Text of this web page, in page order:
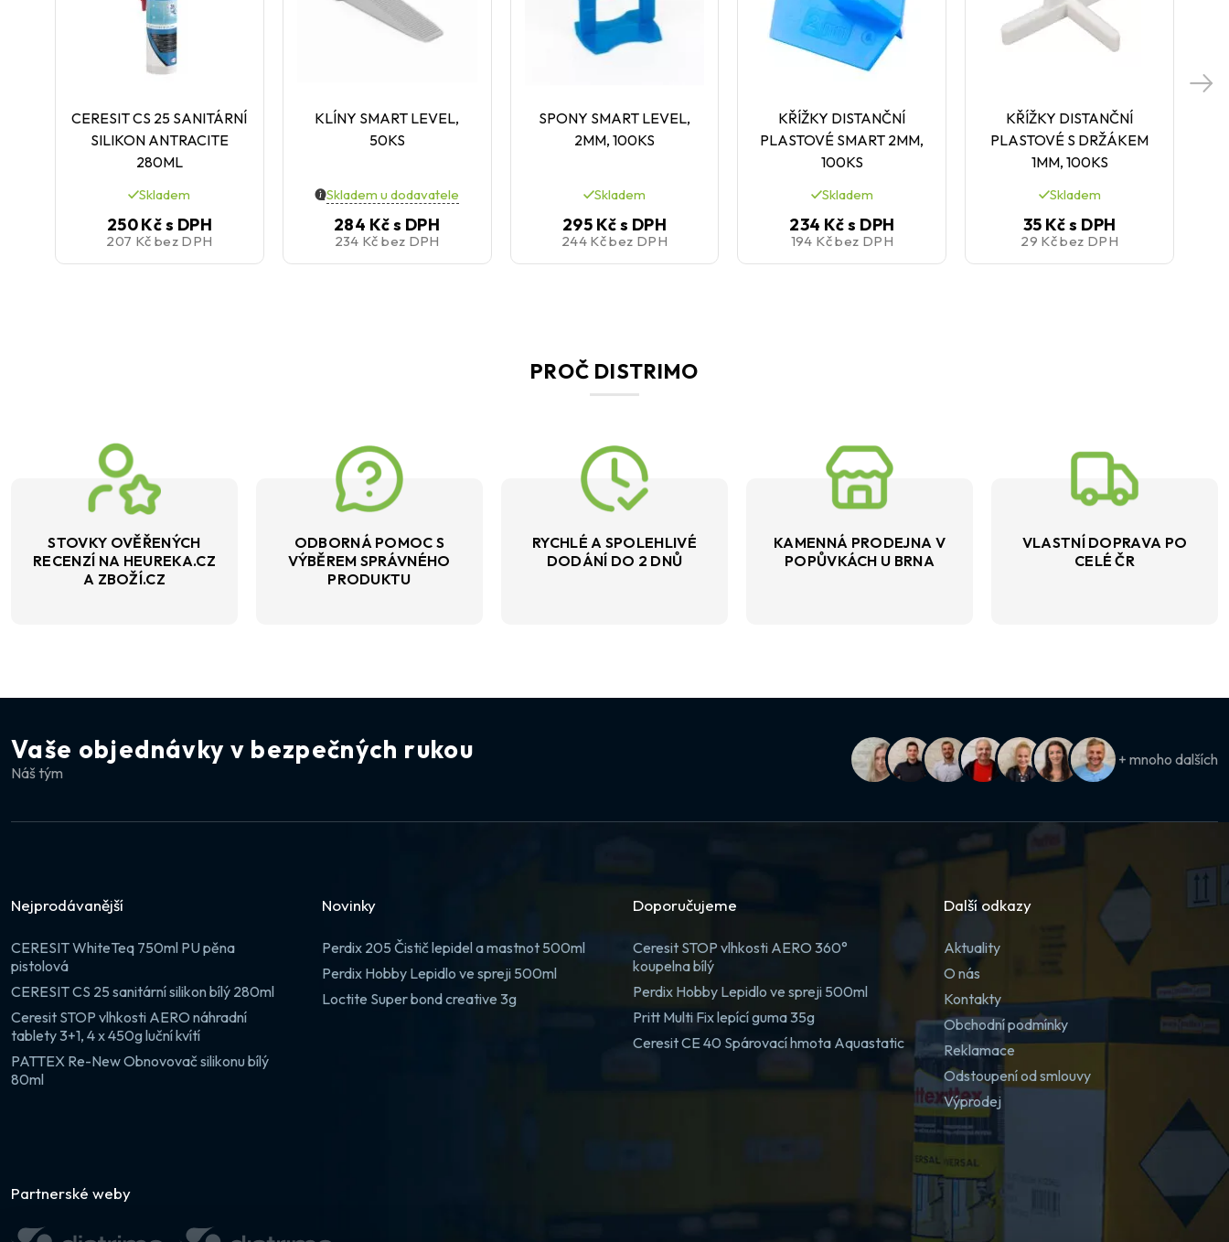
CERESIT CS 25 SANITÁRNÍ
SILIKON ANTRACITE
280ML
Skladem
250 Kčs DPH
207 Kč bez DPH
KLÍNY SMART LEVEL,
50KS
Skladem u dodavatele
284 Kčs DPH
234 Kčbez DPH
SPONY SMART LEVEL,
2MM, 100KS
Skladem
295 Kčs DPH
244 Kčbez DPH
KŘÍŽKY DISTANČNÍ
PLASTOVÉ SMART 2MM,
100KS
Skladem
234 Kčs DPH
194 Kčbez DPH
KŘÍŽKY DISTANČNÍ
PLASTOVÉ S DRŽÁKEM
1MM, 100KS
Skladem
35 Kčs DPH
29 Kčbez DPH
PROČ DISTRIMO
STOVKY OVĚŘENÝCH
RECENZÍ NA HEUREKA.CZ
A ZBOŽÍ.CZ
ODBORNÁ POMOC S
VÝBĚREM SPRÁVNÉHO
PRODUKTU
RYCHLÉ A SPOLEHLIVÉ
DODÁNÍ DO 2 DNŮ
KAMENNÁ PRODEJNA V
POPŮVKÁCH U BRNA
VLASTNÍ DOPRAVA PO
CELÉ ČR
Vaše objednávky v bezpečných rukou
Náš tým
+ mnoho dalších
Nejprodávanější
CERESIT WhiteTeq 750ml PU pěna
pistolová
CERESIT CS 25 sanitární silikon bílý 280ml
Ceresit STOP vlhkosti AERO náhradní
tablety 3+1, 4 x 450g luční kvítí
PATTEX Re-New Obnovovač silikonu bílý
80ml
Novinky
Perdix 205 Čistič lepidel a mastnot 500ml
Perdix Hobby Lepidlo ve spreji 500ml
Loctite Super bond creative 3g
Doporučujeme
Ceresit STOP vlhkosti AERO 360°
koupelna bílý
Perdix Hobby Lepidlo ve spreji 500ml
Pritt Multi Fix lepící guma 35g
Ceresit CE 40 Spárovací hmota Aquastatic
Další odkazy
Aktuality
O nás
Kontakty
Obchodní podmínky
Reklamace
Odstoupení od smlouvy
Výprodej
Partnerské weby